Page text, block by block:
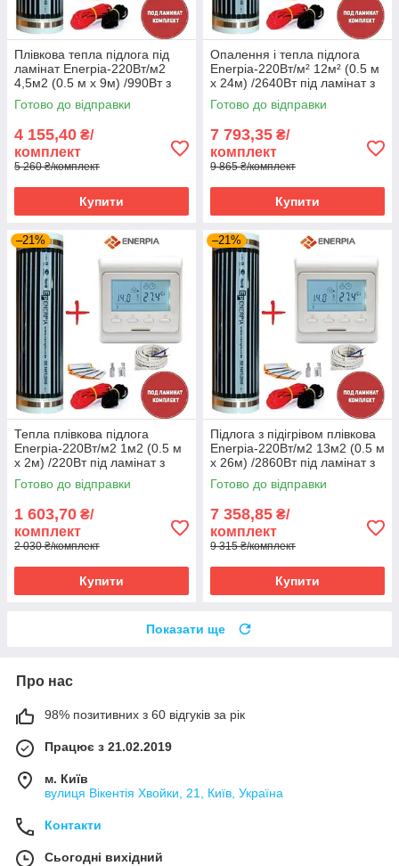
Плівкова тепла підлога під
ламінат Enerpia-220Вт/м2
4,5м2 (0.5 м х 9м) /990Вт з
терморегулятором TWE02
Wi-Fi
Готово до відправки
4 155,40 ₴/
комплект
5 260 ₴/комплект
Купити
Опалення і тепла підлога
Enerpia-220Вт/м² 12м² (0.5 м
х 24м) /2640Вт під ламінат з
терморегулятором TWE02
Wi-Fi
Готово до відправки
7 793,35 ₴/
комплект
9 865 ₴/комплект
Купити
–21%
Тепла плівкова підлога
Enerpia-220Вт/м2 1м2 (0.5 м
х 2м) /220Вт під ламінат з
терморегулятором E 51
Готово до відправки
1 603,70 ₴/
комплект
2 030 ₴/комплект
Купити
–21%
Підлога з підігрівом плівкова
Enerpia-220Вт/м2 13м2 (0.5 м
х 26м) /2860Вт під ламінат з
терморегулятором E 51
Готово до відправки
7 358,85 ₴/
комплект
9 315 ₴/комплект
Купити
Показати ще
Про нас
98% позитивних з 60 відгуків за рік
Працює з 21.02.2019
м. Київ
вулиця Вікентія Хвойки, 21, Київ, Україна
Контакти
Сьогодні вихідний